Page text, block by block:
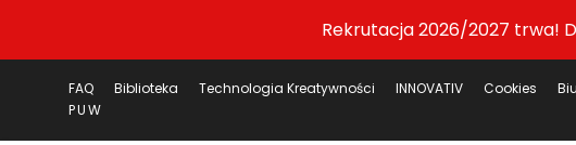
Rekrutacja 2026/2027 trwa!
FAQ Biblioteka Technologia Kreatywności INNOVATIV Cookies
PUW